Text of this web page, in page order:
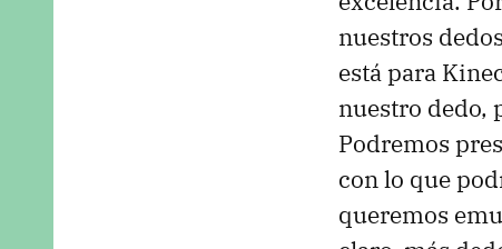
nuestros
está para
nuestro dedo,
Podremos
con lo que
queremos